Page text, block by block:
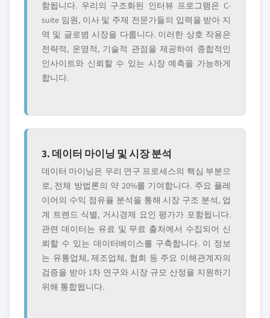
함됩니다. 우리의 구조화된 인터뷰 프로그램은 C-
suite 임원, 이사 및 주제 전문가들의 입력을 받아 지
역 및 글로볌 시장을 다룹니다. 이러한 상호 작용은
전략적, 운영적, 기술적 관점을 제공하여 종합적인
인사이트와 신뢰할 수 있는 시장 예측을 가능하게
합니다.
3. 데이터 마이닝 및 시장 분석
데이터 마이닝은 우리 연구 프로세스의 핵심 부분으
로, 전체 방법론의 약 20%를 기여합니다. 주요 플레
이어의 수익 점유율 분석을 통해 시장 구조 분석, 업
계 트렌드 식별, 거시경제 요인 평가가 포함됩니다.
관련 데이터는 유료 및 무료 출처에서 수집되어 신
뢰할 수 있는 데이터베이스를 구축합니다. 이 정보
는 유통업체, 제조업체, 협회 등 주요 이해관계자의
검증을 받아 1차 연구와 시장 규모 산정을 지원하기
위해 통합됩니다.